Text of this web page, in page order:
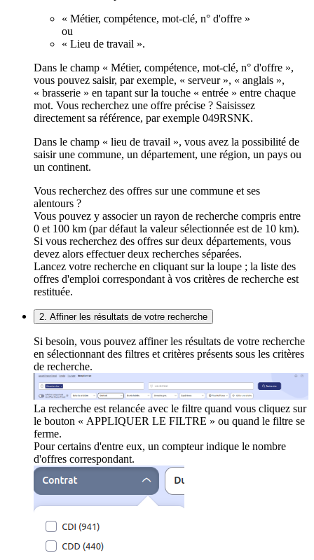
« Métier, compétence, mot-clé, n° d'offre »
ou
« Lieu de travail ».
Dans le champ « Métier, compétence, mot-clé, n° d'offre »,
vous pouvez saisir, par exemple, « serveur », « anglais »,
« brasserie » en tapant sur la touche « entrée » entre chaque
mot. Vous recherchez une offre précise ? Saisissez
directement sa référence, par exemple 049RSNK.
Dans le champ « lieu de travail », vous avez la possibilité de
saisir une commune, un département, une région, un pays ou
un continent.
Vous recherchez des offres sur une commune et ses
alentours ?
Vous pouvez y associer un rayon de recherche compris entre
0 et 100 km (par défaut la valeur sélectionnée est de 10 km).
Si vous recherchez des offres sur deux départements, vous
devez alors effectuer deux recherches séparées.
Lancez votre recherche en cliquant sur la loupe ; la liste des
offres d'emploi correspondant à vos critères de recherche est
restituée.
2. Affiner les résultats de votre recherche
Si besoin, vous pouvez affiner les résultats de votre recherche
en sélectionnant des filtres et critères présents sous les critères
de recherche.
La recherche est relancée avec le filtre quand vous cliquez sur
le bouton « APPLIQUER LE FILTRE » ou quand le filtre se
ferme.
Pour certains d'entre eux, un compteur indique le nombre
d'offres correspondant.